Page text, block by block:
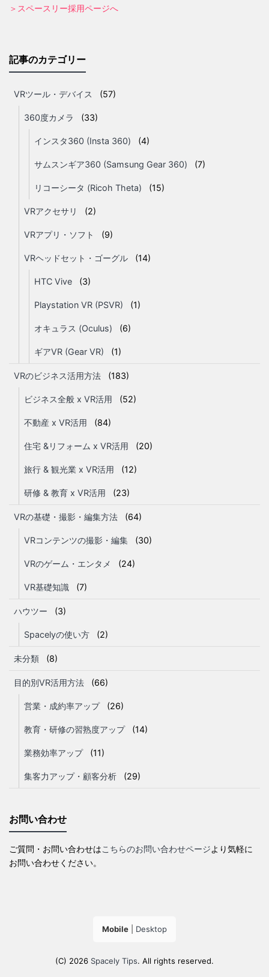
＞スペースリー採用ページへ
記事のカテゴリー
VRツール・デバイス (57)
360度カメラ (33)
インスタ360 (Insta 360) (4)
サムスンギア360 (Samsung Gear 360) (7)
リコーシータ (Ricoh Theta) (15)
VRアクセサリ (2)
VRアプリ・ソフト (9)
VRヘッドセット・ゴーグル (14)
HTC Vive (3)
Playstation VR (PSVR) (1)
オキュラス (Oculus) (6)
ギアVR (Gear VR) (1)
VRのビジネス活用方法 (183)
ビジネス全般 x VR活用 (52)
不動産 x VR活用 (84)
住宅 &リフォーム x VR活用 (20)
旅行 & 観光業 x VR活用 (12)
研修 & 教育 x VR活用 (23)
VRの基礎・撮影・編集方法 (64)
VRコンテンツの撮影・編集 (30)
VRのゲーム・エンタメ (24)
VR基礎知識 (7)
ハウツー (3)
Spacelyの使い方 (2)
未分類 (8)
目的別VR活用方法 (66)
営業・成約率アップ (26)
教育・研修の習熟度アップ (14)
業務効率アップ (11)
集客力アップ・顧客分析 (29)
お問い合わせ
ご質問・お問い合わせはこちらのお問い合わせページより気軽に
お問い合わせください。
Mobile Desktop
(C) 2026 Spacely Tips. All rights reserved.